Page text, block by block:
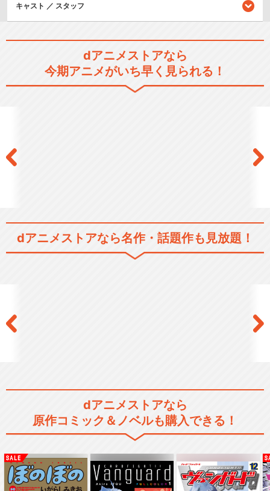
薄桜鬼碧血録 全10話＋特別
編
総司～
薄桜鬼 雪華録 第四章 ～藤堂
平助～
キャスト ／ スタッフ
dアニメストアなら
今期アニメがいち早く見られる！
dアニメストアなら名作・話題作も見放題！
dアニメストアなら
原作コミック＆ノベルも購入できる！